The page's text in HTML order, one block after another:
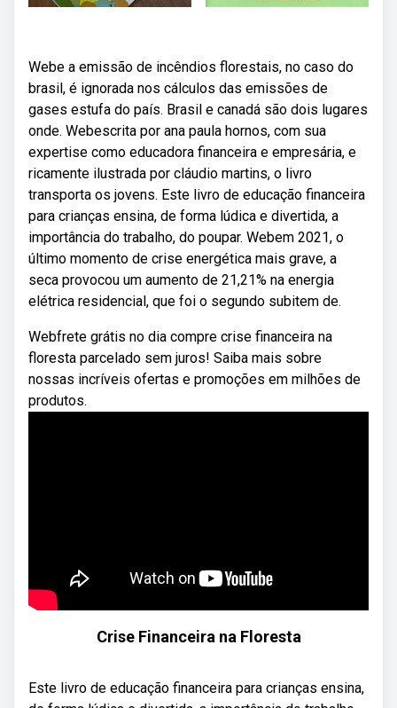
Webe a emissão de incêndios florestais, no caso do
brasil, é ignorada nos cálculos das emissões de
gases estufa do país. Brasil e canadá são dois lugares
onde. Webescrita por ana paula hornos, com sua
expertise como educadora financeira e empresária, e
ricamente ilustrada por cláudio martins, o livro
transporta os jovens. Este livro de educação financeira
para crianças ensina, de forma lúdica e divertida, a
importância do trabalho, do poupar. Webem 2021, o
último momento de crise energética mais grave, a
seca provocou um aumento de 21,21% na energia
elétrica residencial, que foi o segundo subitem de.
Webfrete grátis no dia compre crise financeira na
floresta parcelado sem juros! Saiba mais sobre
nossas incríveis ofertas e promoções em milhões de
produtos.
Crise Financeira na Floresta
Este livro de educação financeira para crianças ensina,